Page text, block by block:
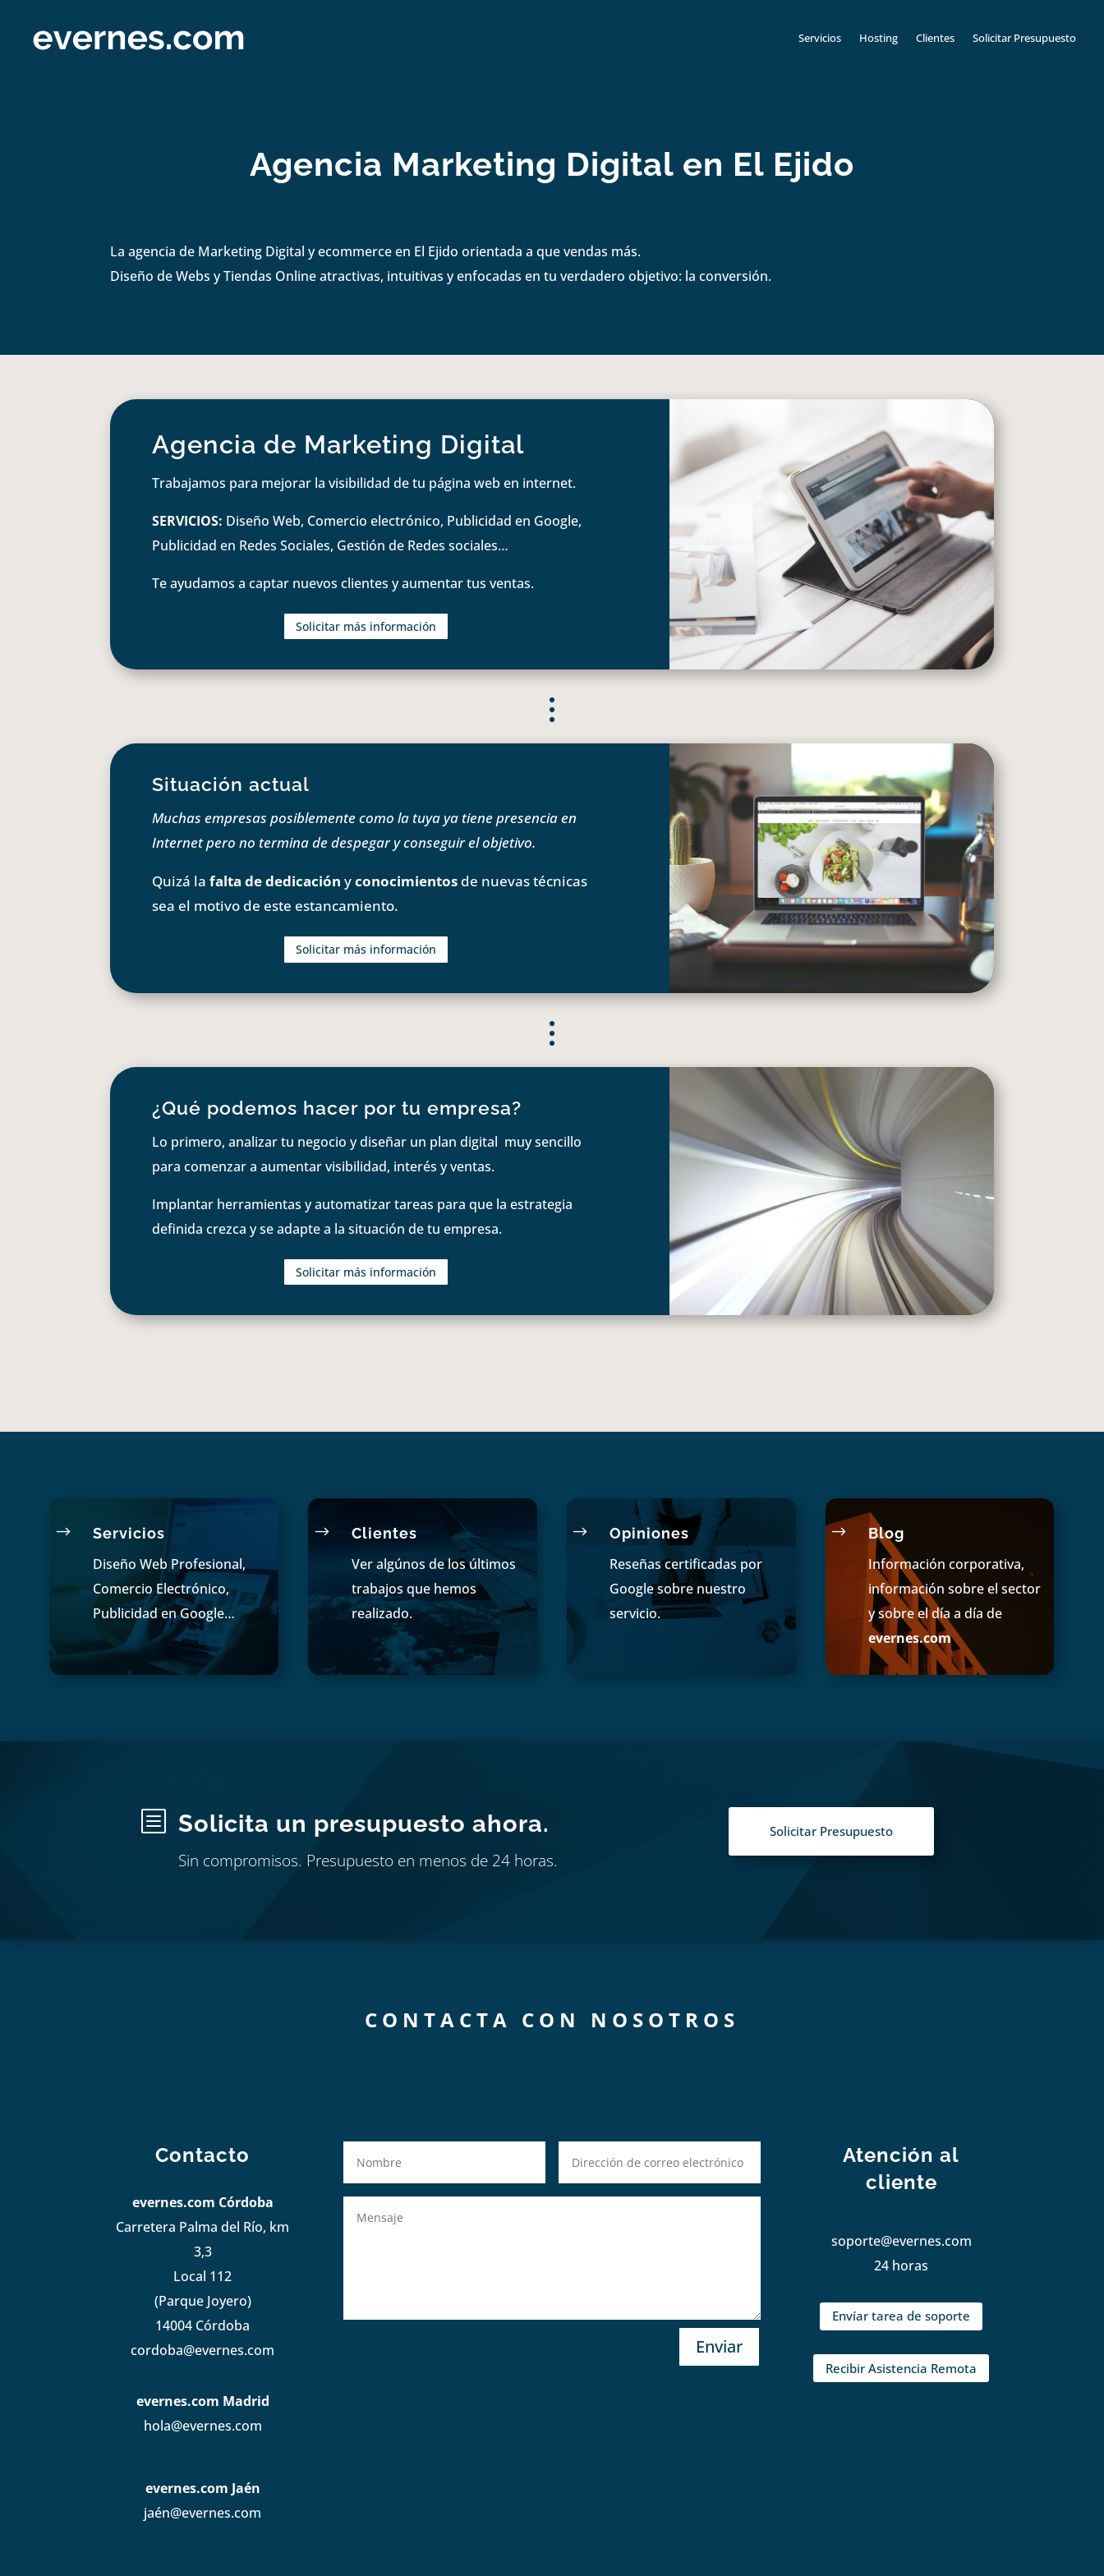
Servicios Hosting Clientes Solicitar Presupuesto
Agencia Marketing Digital en El Ejido
La agencia de Marketing Digital y ecommerce en El Ejido orientada a que vendas más.
Diseño de Webs y Tiendas Online atractivas, intuitivas y enfocadas en tu verdadero objetivo: la conversión.
Agencia de Marketing Digital
Trabajamos para mejorar la visibilidad de tu página web en internet.
SERVICIOS: Diseño Web, Comercio electrónico, Publicidad en Google,
Publicidad en Redes Sociales, Gestión de Redes sociales…
Te ayudamos a captar nuevos clientes y aumentar tus ventas.
Solicitar más información
Situación actual
Muchas empresas posiblemente como la tuya ya tiene presencia en
Internet pero no termina de despegar y conseguir el objetivo.
Quizá lafalta de dedicación yconocimientos de nuevas técnicas
sea el motivo de este estancamiento.
Solicitar más información
¿Qué podemos hacer por tu empresa?
Lo primero, analizar tu negocio y diseñar un plan digital muy sencillo
para comenzar a aumentar visibilidad, interés y ventas.
Implantar herramientas y automatizar tareas para que la estrategia
definida crezca y se adapte a la situación de tu empresa.
Solicitar más información
$ Servicios
Diseño Web Profesional,
Comercio Electrónico,
Publicidad en Google…
$ Clientes
Ver algúnos de los últimos
trabajos que hemos
realizado.
$ Opiniones
Reseñas certificadas por
Google sobre nuestro
servicio.
$ Blog
Información corporativa,
información sobre el sector
y sobre el día a día de
evernes.com
b Solicita un presupuesto ahora.
Sin compromisos. Presupuesto en menos de 24 horas.
Solicitar Presupuesto
CONTACTA CON NOSOTROS
Contacto
evernes.com Córdoba
Carretera Palma del Río, km
3,3
Local 112
(Parque Joyero)
14004 Córdoba
cordoba@evernes.com
evernes.com Madrid
hola@evernes.com
evernes.com Jaén
jaén@evernes.com
Enviar
Atención al
cliente
soporte@evernes.com
24 horas
Envíar tarea de soporte
Recibir Asistencia Remota